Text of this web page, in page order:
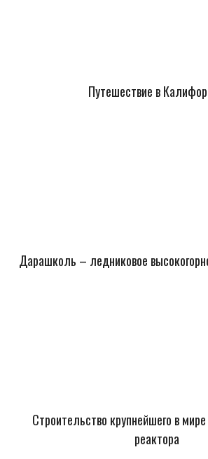
Путешествие в
Дарашколь – ледниковое
Строительство крупнейшего в
реактора